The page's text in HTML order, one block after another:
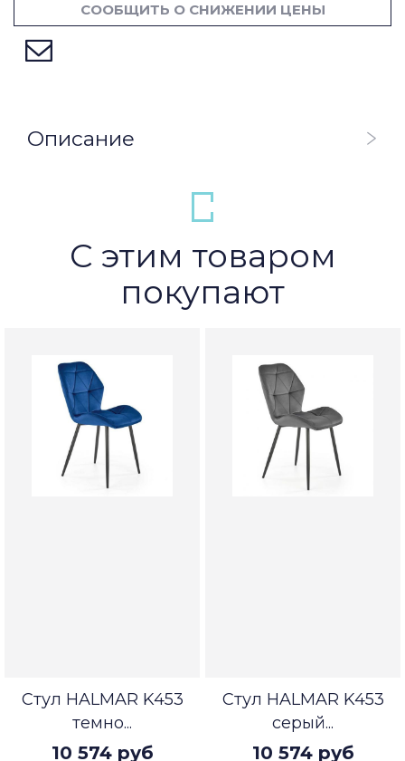
СООБЩИТЬ О СНИЖЕНИИ ЦЕНЫ
Описание
С этим товаром
покупают
Стул HALMAR K453
темно...
10 574 руб
Стул HALMAR K453
серый...
10 574 руб